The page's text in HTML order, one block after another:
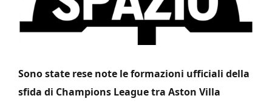
Sono state rese note le formazioni ufficiali della
sfida di Champions League tra Aston Villa